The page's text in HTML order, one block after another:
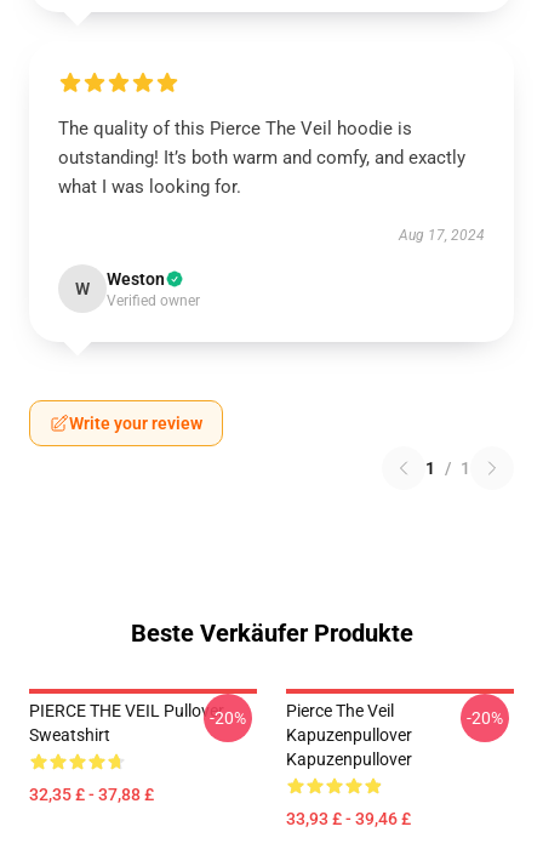
The quality of this Pierce The Veil hoodie is
outstanding! It’s both warm and comfy, and exactly
what I was looking for.
Aug 17, 2024
W Weston
Verified owner
Write your review
1 / 1
Beste Verkäufer Produkte
PIERCE THE VEIL Pullover
Sweatshirt
32,35 £ - 37,88 £
-20%
Pierce The Veil
Kapuzenpullover
Kapuzenpullover
33,93 £ - 39,46 £
-20%